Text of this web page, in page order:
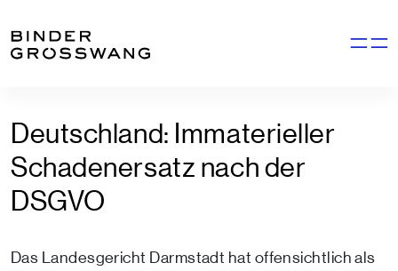
Deutschland: Immaterieller
Schadenersatz nach der
DSGVO
Das Landesgericht Darmstadt hat offensichtlich als